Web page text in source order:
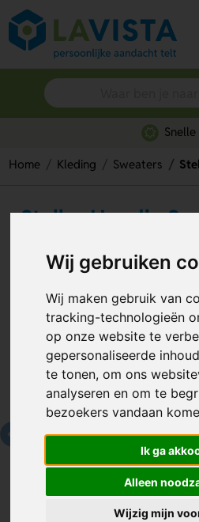
Wij gebruiken
Wij maken gebruik van
tracking-technologieën
op onze website te
gepersonaliseerde
te tonen, om ons
analyseren en om te
bezoekers vandaan
Ik ga
Alleen
Wijzig mijn
Snelle
Home Kleding Sweaters
Stellar Hoodie